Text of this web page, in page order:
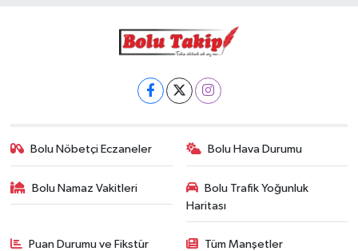
Bolu Nöbetçi Eczaneler Bolu Hava Durumu
Bolu Namaz Vakitleri
Bolu Trafik Yoğunluk
Haritası
Puan Durumu ve Fikstür Tüm Manşetler